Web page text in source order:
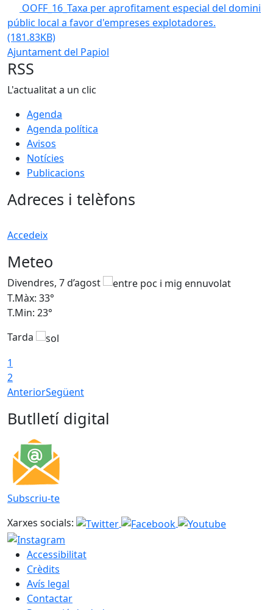
OOFF_16_Taxa per aprofitament especial del domini
públic local a favor d'empreses explotadores.
(181.83KB)
Ajuntament del Papiol
RSS
L'actualitat a un clic
Agenda
Agenda política
Avisos
Notícies
Publicacions
Adreces i telèfons
Accedeix
Meteo
Divendres, 7 d’agost
T.Màx: 33°
T.Min: 23°
Tarda
1
2
AnteriorSegüent
Butlletí digital
Subscriu-te
Xarxes socials:
Accessibilitat
Crèdits
Avís legal
Contactar